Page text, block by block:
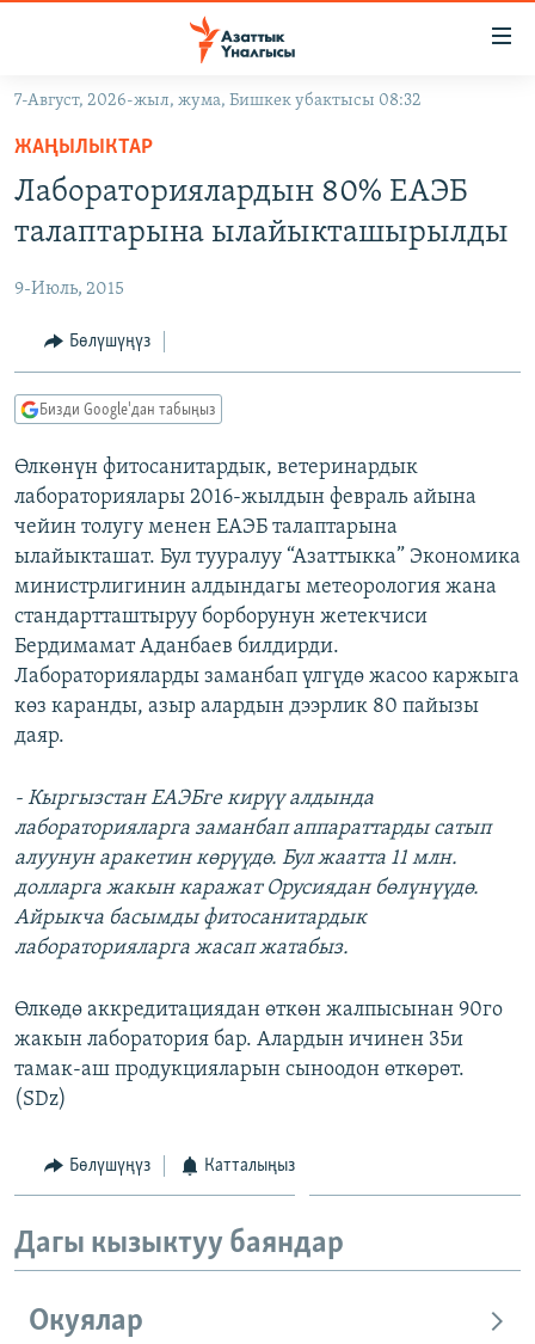
Навигацияга
өтүңүз
Издөөгө
салыңыз
КЫРГЫЗСТАН
КЫРГЫЗСТАН
ЭКОНОМИКА
МАДАНИЯТ
ДҮЙНӨ
БОРБОР АЗИЯ
АТАЙЫН ИЛИКТӨӨ
ТВ ПРОГРАММАЛАР
ЭКСПЕРТТЕР ТАЛДАЙТ
БИЗ ЖАНА ДҮЙНӨ
ДАНИСТЕ
ЭЖЕ-СИҢДИЛЕР
АЗАТТЫК+
ЫҢГАЙСЫЗ СУРООЛОР
ӨЗГӨЧӨ ПИКИР
Русский
ОНЛАЙН ШЕРИНЕ
ЭЕ/АРнун бардык сайттары
7-Август, 2026-жыл, жума, Бишкек убактысы 08:32
ЖАҢЫЛЫКТАР
Лабораториялардын 80% ЕАЭБ
талаптарына ылайыкташырылды
9-Июль, 2015
Бөлүшүңүз
Бизди Google'дан табыңыз
Өлкөнүн фитосанитардык, ветеринардык
лабораториялары 2016-жылдын февраль айына
чейин толугу менен ЕАЭБ талаптарына
ылайыкташат. Бул тууралуу “Азаттыкка” Экономика
министрлигинин алдындагы метеорология жана
стандартташтыруу борборунун жетекчиси
Бердимамат Аданбаев билдирди.
Лабораторияларды заманбап үлгүдө жасоо каржыга
көз каранды, азыр алардын дээрлик 80 пайызы
даяр.
- Кыргызстан ЕАЭБге кирүү алдында
лабораторияларга заманбап аппараттарды сатып
алуунун аракетин көрүүдө. Бул жаатта 11 млн.
долларга жакын каражат Орусиядан бөлүнүүдө.
Айрыкча басымды фитосанитардык
лабораторияларга жасап жатабыз.
Өлкөдө аккредитациядан өткөн жалпысынан 90го
жакын лаборатория бар. Алардын ичинен 35и
тамак-аш продукцияларын сыноодон өткөрөт.
(SDz)
Бөлүшүңүз Катталыңыз
Дагы кызыктуу баяндар
Окуялар